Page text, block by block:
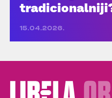
15.04.2026.